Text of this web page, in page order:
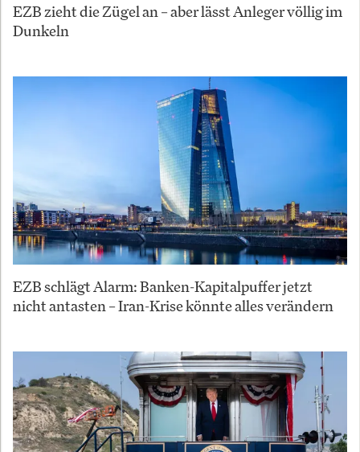
EZB zieht die Zügel an – aber lässt Anleger völlig im
Dunkeln
EZB schlägt Alarm: Banken-Kapitalpuffer jetzt
nicht antasten – Iran-Krise könnte alles verändern